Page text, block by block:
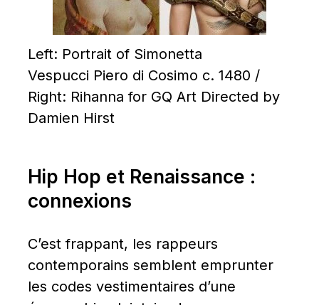
Left: Portrait of Simonetta
Vespucci Piero di Cosimo c. 1480 /
Right: Rihanna for GQ Art Directed by
Damien Hirst
Hip Hop et Renaissance :
connexions
C’est frappant, les rappeurs
contemporains semblent emprunter
les codes vestimentaires d’une